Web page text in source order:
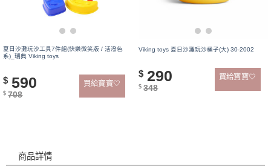
夏日沙灘玩沙工具7件組(快樂微笑版 / 活潑色
系)_瑞典 Viking toys
$ 590
$ 708
買給寶寶🤍
Viking toys 夏日沙灘玩沙桶子(大) 30-2002
$ 290
$ 348
買給寶寶🤍
商品詳情